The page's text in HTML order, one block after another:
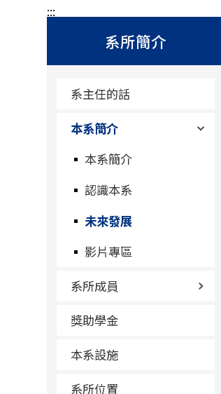
:::
系所簡介
系主任的話
本系簡介
本系簡介
認識本系
未來發展
影片專區
系所成員
獎助學金
本系設施
系所位置